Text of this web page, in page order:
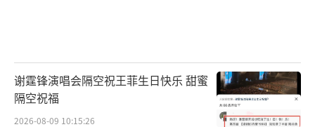
谢霆锋演唱会隔空祝王菲生日快乐 甜蜜
隔空祝福
2026-08-09 10:15:26